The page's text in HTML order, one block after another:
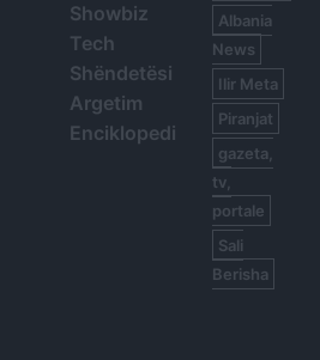
Showbiz
Tech
Shëndetësi
Argetim
Enciklopedi
Albania
News
Ilir Meta
Piranjat
gazeta,
tv,
portale
Sali
Berisha